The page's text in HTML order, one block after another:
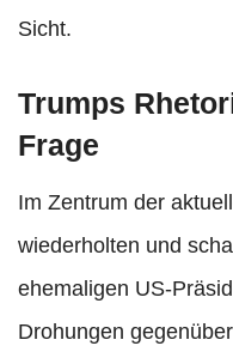
Sicht.
Trumps
Frage
Im Zentrum der
wiederholten und
ehemaligen US-
Drohungen